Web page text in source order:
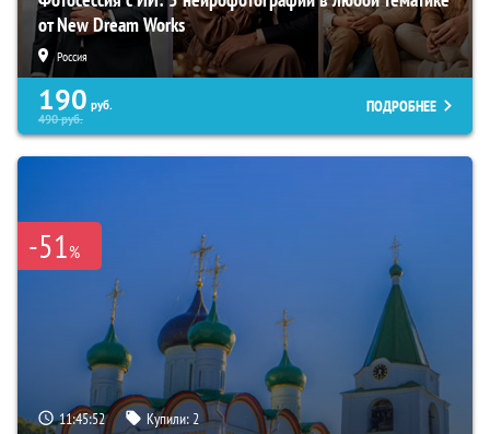
от New Dream Works
Россия
190 руб.
490руб.
ПОДРОБНЕЕ
-51%
11:45:51 Купили:2